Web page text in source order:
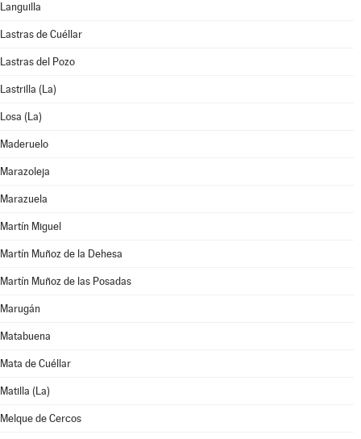
Languilla
Lastras de Cuéllar
Lastras del Pozo
Lastrilla (La)
Losa (La)
Maderuelo
Marazoleja
Marazuela
Martín Miguel
Martín Muñoz de la Dehesa
Martín Muñoz de las Posadas
Marugán
Matabuena
Mata de Cuéllar
Matilla (La)
Melque de Cercos